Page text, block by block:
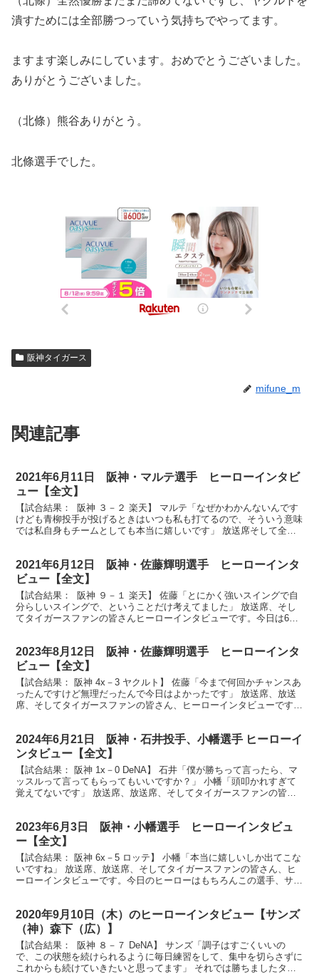
潰すためには全部勝つっていう気持ちでやってます。
ますます楽しみにしています。おめでとうございました。
ありがとうございました。
（北條）熊谷ありがとう。
北條選手でした。
阪神タイガース
mifune_m
関連記事
2021年6月11日 阪神・マルテ選手 ヒーローインタビ
ュー【全文】
【試合結果： 阪神 ３－２ 楽天】 マルテ「なぜかわかんないんです
けども青柳投手が投げるときはいつも私も打てるので、そういう意味
では私自身もチームとしても本当に嬉しいです」 放送席そして全国
2021年6月12日 阪神・佐藤輝明選手 ヒーローインタ
ビュー【全文】
【試合結果： 阪神 ９－１ 楽天】 佐藤「とにかく強いスイングで自
分らしいスイングで、ということだけ考えてました」 放送席、そし
てタイガースファンの皆さんヒーローインタビューです。今日は6回
2023年8月12日 阪神・佐藤輝明選手 ヒーローインタ
ビュー【全文】
【試合結果： 阪神 4x－3 ヤクルト】 佐藤「今まで何回かチャンスあ
ったんですけど無理だったんで今日はよかったです」 放送席、放送
席、そしてタイガースファンの皆さん、ヒーローインタビューです。
2024年6月21日 阪神・石井投手、小幡選手 ヒーローイ
ンタビュー【全文】
【試合結果： 阪神 1x－0 DeNA】 石井「僕が勝ちって言ったら、マ
ッスルって言ってもらってもいいですか？」 小幡「頭叩かれすぎて
覚えてないです」 放送席、放送席、そしてタイガースファンの皆さ
2023年6月3日 阪神・小幡選手 ヒーローインタビュ
ー【全文】
【試合結果： 阪神 6x－5 ロッテ】 小幡「本当に嬉しいしか出てこな
いですね」 放送席、放送席、そしてタイガースファンの皆さん、ヒ
ーローインタビューです。今日のヒーローはもちろんこの選手、サヨ
2020年9月10日（木）のヒーローインタビュー【サンズ
（神）森下（広）】
【試合結果： 阪神 ８－７ DeNA】 サンズ「調子はすごくいいの
で、この状態を続けられるように毎日練習をして、集中を切らさずに
これからも続けていきたいと思ってます」 それでは勝ちましたタイ